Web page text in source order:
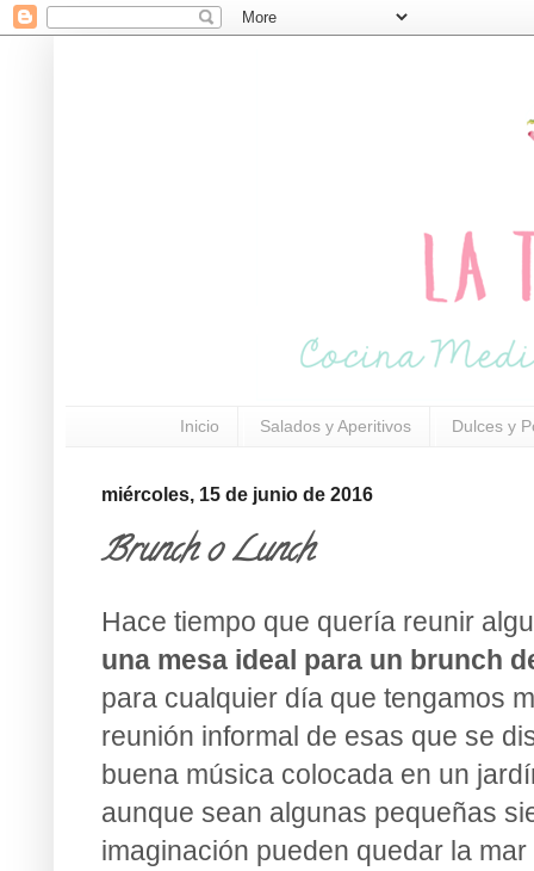
Inicio Salados y Aperitivos Dulces y
miércoles, 15 de junio de 2016
Brunch o Lunch
Hace tiempo que quería reunir
una mesa ideal para un brunch
para cualquier día que tengamos
reunión informal de esas que se
buena música colocada en un
aunque sean algunas pequeñas
imaginación pueden quedar la